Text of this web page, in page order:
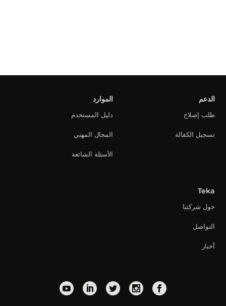
الدعم
طلب إصلاح
تسجيل الكفالة
الموارد
دليل المستخدم
المجال المهني
الأسئلة الشائعة
Teka
حول شركتنا
التواصل
أخبار